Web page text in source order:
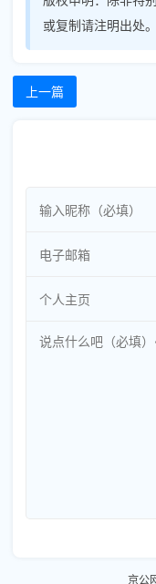
或复制请注明出处。
上一篇
京公